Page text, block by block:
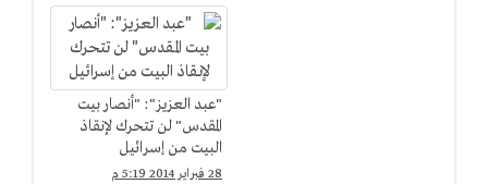
"عبد العزيز": "أنصار بيت
المقدس" لن تتحرك لإنقاذ
البيت من إسرائيل
28 فبراير 2014 5:19 م